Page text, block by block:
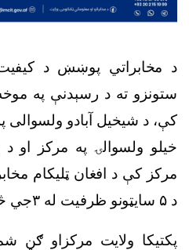
د مخابراتي پوښښ د
ستونزو ته د رسېدنې په
کې، د شیخیل آبادو
خیلو ولسوالۍ په مرکز او
مرکز کې د افغان ټلیکام
د ۵ سایټونو ظرفیت له ۳جي
پکتیکا ولایت مرکزاو ګڼ